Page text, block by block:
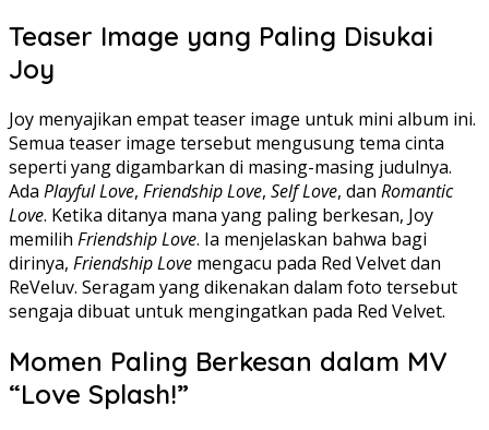
Teaser Image yang Paling Disukai
Joy
Joy menyajikan empat teaser image untuk mini album ini.
Semua teaser image tersebut mengusung tema cinta
seperti yang digambarkan di masing-masing judulnya.
Ada Playful Love, Friendship Love, Self Love, dan Romantic
Love. Ketika ditanya mana yang paling berkesan, Joy
memilih Friendship Love. Ia menjelaskan bahwa bagi
dirinya, Friendship Love mengacu pada Red Velvet dan
ReVeluv. Seragam yang dikenakan dalam foto tersebut
sengaja dibuat untuk mengingatkan pada Red Velvet.
Momen Paling Berkesan dalam MV
“Love Splash!”